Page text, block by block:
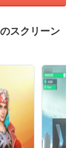
スクリーン